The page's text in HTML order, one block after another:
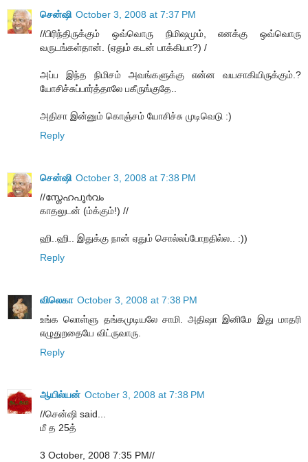
சென்ஷி October 3, 2008 at 7:37 PM
//பிரிந்திருக்கும் ஒவ்வொரு நிமிஷமும், எனக்கு ஒவ்வொரு
வருடங்கள்தான். (ஏதும் கடன் பாக்கியா?) /
அப்ப இந்த நிமிசம் அவங்களுக்கு என்ன வயசாகியிருக்கும்.?
யோசிச்சுப்பார்த்தாலே பகீருங்குதே..
அதிசா இன்னும் கொஞ்சம் யோசிச்சு முடிவெடு :)
Reply
சென்ஷி October 3, 2008 at 7:38 PM
//സ്നേഹപൂ൪വം
காதலுடன் (ம்க்கும்!) //
ஹி..ஹி.. இதுக்கு நான் ஏதும் சொல்லப்போறதில்ல.. :))
Reply
விலெகா October 3, 2008 at 7:38 PM
உங்க லொள்ளு தங்கமுடியலே சாமி. அதிஷா இனிமே இது மாதரி
எழுதுறதையே விட்ருவாரு.
Reply
ஆயில்யன் October 3, 2008 at 7:38 PM
//சென்ஷி said...
மீ த 25த்
3 October, 2008 7:35 PM//